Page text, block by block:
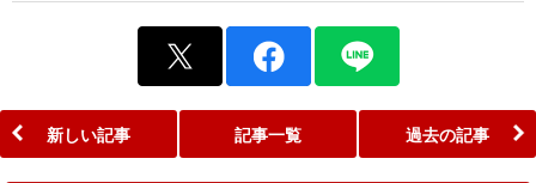
新しい記事 記事一覧 過去の記事